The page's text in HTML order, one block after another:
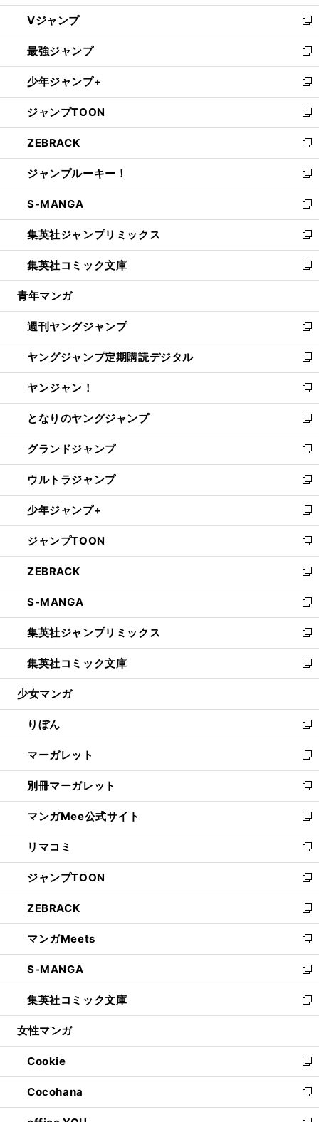
ウ
ィ
ン
ド
ウ
で
開
く
し
い
ウ
ィ
ン
ド
ウ
で
開
く
Vジャンプ
新
し
い
ウ
ィ
ン
ド
ウ
で
開
く
最強ジャンプ
新
し
い
ウ
ィ
ン
ド
ウ
で
開
く
少年ジャンプ+
新
し
い
ウ
ィ
ン
ド
ウ
で
開
く
ジャンプTOON
新
し
い
ウ
ィ
ン
ド
ウ
で
開
く
ZEBRACK
新
し
い
ウ
ィ
ン
ド
ウ
で
開
ジャンプルーキー！
新
し
い
ウ
ィ
ン
ド
ウ
開
く
S-MANGA
新
し
い
ウ
ィ
ン
ウ
で
開
く
集英社ジャンプリミックス
新
し
い
ウ
ン
ド
ウ
で
開
く
集英社コミック文庫
新
し
ウ
ィ
ン
ド
ウ
で
開
く
青年マンガ
週刊ヤングジャンプ
新
し
い
ウ
ィ
ン
ド
ウ
で
開
く
ヤングジャンプ定期購読デジタル
新
し
い
ウ
ィ
ン
ド
ウ
で
開
く
ヤンジャン！
新
し
い
ウ
ィ
ン
ド
ウ
で
開
く
となりのヤングジャンプ
新
し
い
ウ
ィ
ン
ド
ウ
で
開
く
グランドジャンプ
新
し
い
ウ
ィ
ン
ド
ウ
で
開
く
ウルトラジャンプ
新
し
い
ウ
ィ
ン
ド
ウ
で
開
く
少年ジャンプ+
新
し
い
ウ
ィ
ン
ド
ウ
で
開
く
ジャンプTOON
新
し
い
ウ
ィ
ン
ド
ウ
で
開
ZEBRACK
新
し
い
ウ
ィ
ン
ド
ウ
開
く
S-MANGA
新
し
い
ウ
ィ
ン
ウ
で
開
く
集英社ジャンプリミックス
新
し
い
ウ
ン
ド
ウ
で
開
く
集英社コミック文庫
新
し
ウ
ィ
ン
ド
ウ
で
開
く
少女マンガ
りぼん
新
し
い
ウ
ィ
ン
ド
ウ
で
開
く
マーガレット
新
し
い
ウ
ィ
ン
ド
ウ
で
開
く
別冊マーガレット
新
し
い
ウ
ィ
ン
ド
ウ
で
開
く
マンガMee公式サイト
新
し
い
ウ
ィ
ン
ド
ウ
で
開
く
リマコミ
新
し
い
ウ
ィ
ン
ド
ウ
で
開
く
ジャンプTOON
新
し
い
ウ
ィ
ン
ド
ウ
で
開
ZEBRACK
新
し
い
ウ
ィ
ン
ド
ウ
開
く
マンガMeets
新
し
い
ウ
ィ
ン
ウ
で
開
く
S-MANGA
新
し
い
ウ
ン
ド
ウ
で
開
集英社コミック文庫
新
し
ウ
ィ
ン
ド
ウ
女性マンガ
Cookie
新
し
い
ウ
Cocohana
新
し